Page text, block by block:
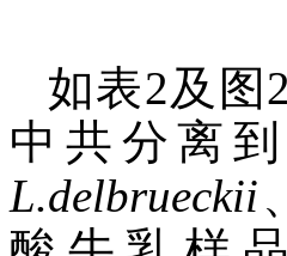
如表2及图
中共分离
L.delbrueckii、